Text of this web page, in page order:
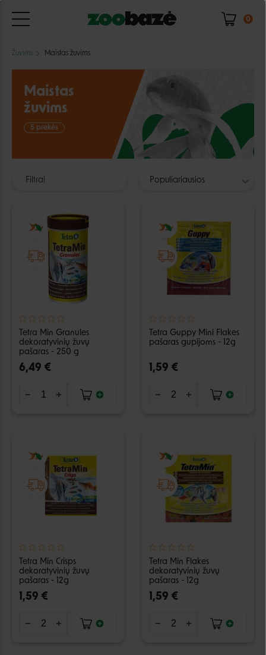
0
Žuvims Maistas žuvims
Maistas
žuvims
5 prekės
Filtrai Populiariausios
Tetra Min Granules
dekoratyvinių žuvų
pašaras - 250 g
6,49 €
Tetra Guppy Mini Flakes
pašaras gupijoms - 12g
1,59 €
Tetra Min Crisps
dekoratyvinių žuvų
pašaras - 12g
1,59 €
Tetra Min Flakes
dekoratyvinių žuvų
pašaras - 12g
1,59 €